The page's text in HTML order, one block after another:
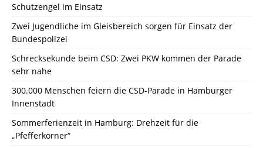
Schutzengel im Einsatz
Zwei Jugendliche im Gleisbereich sorgen für Einsatz der
Bundespolizei
Schrecksekunde beim CSD: Zwei PKW kommen der Parade
sehr nahe
300.000 Menschen feiern die CSD-Parade in Hamburger
Innenstadt
Sommerferienzeit in Hamburg: Drehzeit für die
„Pfefferkörner“